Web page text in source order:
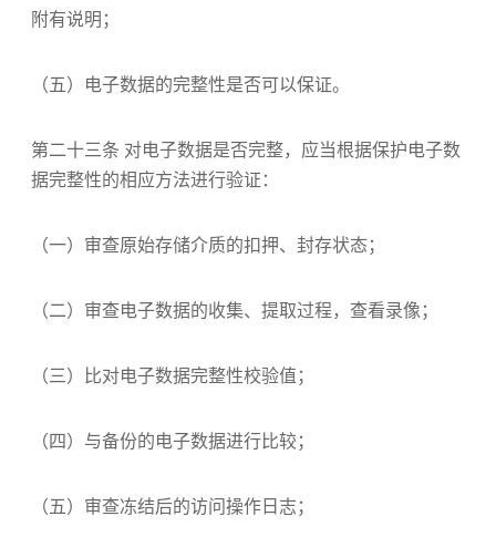
附有说明；
（五）电子数据的完整性是否可以保证。
第二十三条 对电子数据是否完整，应当根据保护电子数
据完整性的相应方法进行验证：
（一）审查原始存储介质的扣押、封存状态；
（二）审查电子数据的收集、提取过程，查看录像；
（三）比对电子数据完整性校验值；
（四）与备份的电子数据进行比较；
（五）审查冻结后的访问操作日志；